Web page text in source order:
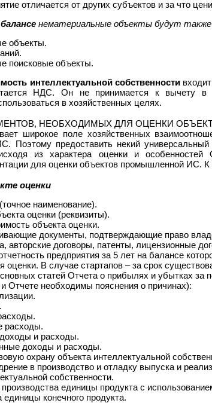
отличается от других субъектов и за что
нематериальные объекты будут
объекты.
поисковые объекты.
интеллектуальной собственности
НДС. Он не принимается к вычету в
в хозяйственных целях.
НЕОБХОДИМЫХ ДЛЯ ОЦЕНКИ
широкое поле хозяйственных
Поэтому предоставить некий
из характера оценки и
для оценки объектов промышленной ИС. К
оценки
наименование).
оценки (реквизиты).
объекта оценки.
документы, подтверждающие право
авторские договоры, патенты, лицензионные
предприятия за 5 лет на балансе
оценки. В случае стартапов – за срок
статей Отчета о прибылях и убытках за
Отчете необходимы пояснения о причинах):
расходы.
и расходы.
доходы и расходы.
охрану объекта интеллектуальной
в производство и отладку выпуска и
собственности.
единицы продукта с
конечного продукта.